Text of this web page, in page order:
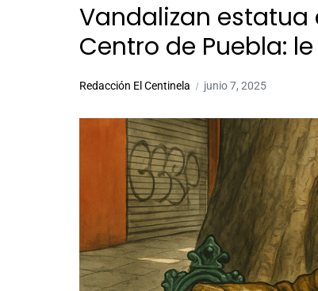
Vandalizan estatua
Centro de Puebla:
Redacción El Centinela junio 7, 2025